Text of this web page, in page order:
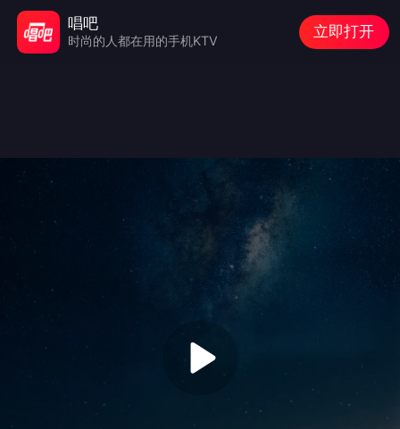
唱吧
时尚的人都在用的手机KTV
立即打开